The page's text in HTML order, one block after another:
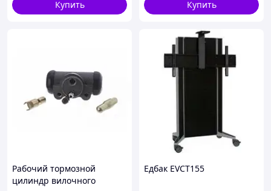
Купить
Купить
Рабочий тормозной
цилиндр вилочного
Едбак EVCT155